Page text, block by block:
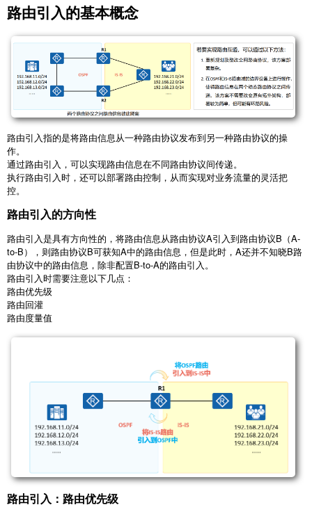
路由引入的基本概念
路由引入指的是将路由信息从一种路由协议发布到另一种路由协议的操
作。
通过路由引入，可以实现路由信息在不同路由协议间传递。
执行路由引入时，还可以部署路由控制，从而实现对业务流量的灵活把
控。
路由引入的方向性
路由引入是具有方向性的，将路由信息从路由协议A引入到路由协议B（A-
to-B），则路由协议B可获知A中的路由信息，但是此时，A还并不知晓B路
由协议中的路由信息，除非配置B-to-A的路由引入。
路由引入时需要注意以下几点：
路由优先级
路由回灌
路由度量值
路由引入：路由优先级